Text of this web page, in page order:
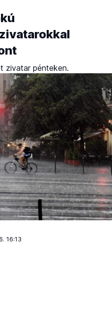
zivatar pénteken.
16:13